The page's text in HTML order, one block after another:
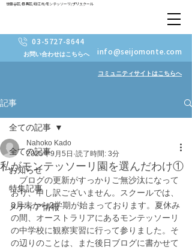
お問い合わせはこちらへ
03-5727-8644
info@seijomonte.com
コミュニティサイトはこちらへ
世田谷区/目黒区/狛江市/モンテッソーリ/プリスクール
記事
全ての記事
お知らせ
特集記事
メディア情報
全ての記事
私がモンテッソーリ園を選んだわけ①
Nahoko Kado
2025年9月5日 読了時間: 3分
ブログの更新がすっかりご無沙汰になって
おり、申し訳ございません。スクールでは、
8月末から2学期が始まっております。夏休み
の間、オーストラリアにあるモンテッソーリ
の中学校に観察実習に行って参りました。そ
の辺りのことは、また後日ブログに書かせて